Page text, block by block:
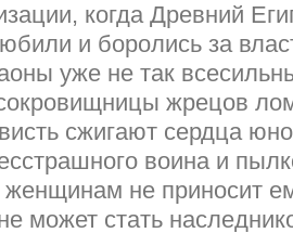
когда Древний
и боролись за
уже не так
жрецов
сжигают сердца
воина и
не приносит
может стать